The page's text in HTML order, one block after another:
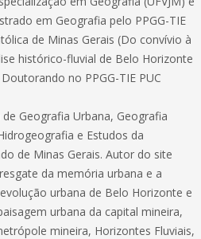
em Geografia pelo PPGG-TIE
de Minas Gerais (Do convívio à
histórico-fluvial de Belo Horizonte
no PPGG-TIE PUC
Geografia Urbana, Geografia
e Estudos da
de Minas Gerais. Autor do site
da memória urbana e a
urbana de Belo Horizonte e
urbana da capital mineira,
mineira, Horizontes Fluviais,